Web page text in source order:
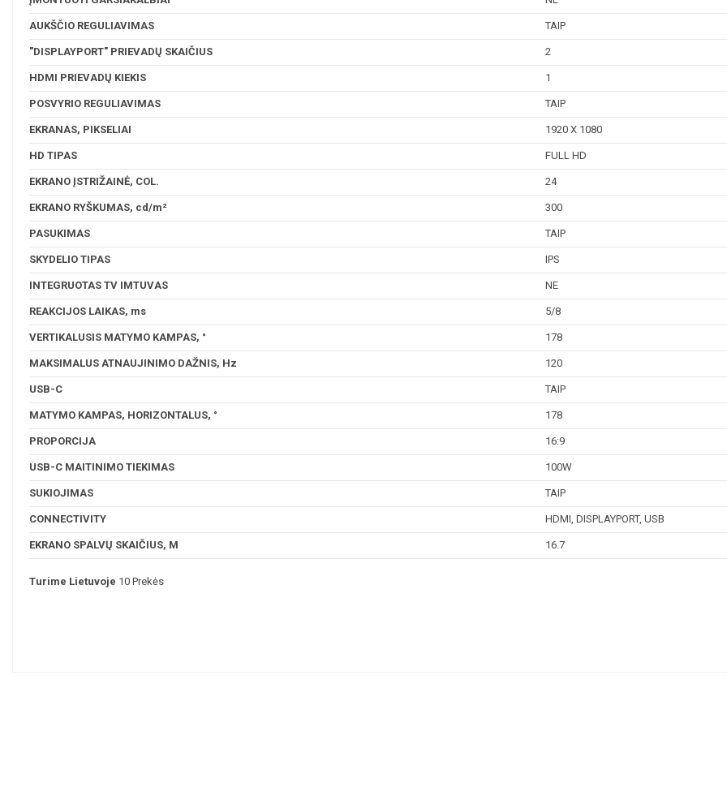
AUKŠČIO REGULIAVIMAS TAIP
"DISPLAYPORT" PRIEVADŲ SKAIČIUS 2
HDMI PRIEVADŲ KIEKIS 1
POSVYRIO REGULIAVIMAS TAIP
EKRANAS, PIKSELIAI 1920 X 1080
HD TIPAS FULL HD
EKRANO ĮSTRIŽAINĖ, COL. 24
EKRANO RYŠKUMAS, cd/m² 300
PASUKIMAS TAIP
SKYDELIO TIPAS IPS
INTEGRUOTAS TV IMTUVAS NE
REAKCIJOS LAIKAS, ms 5/8
VERTIKALUSIS MATYMO KAMPAS, ° 178
MAKSIMALUS ATNAUJINIMO DAŽNIS, Hz 120
USB-C TAIP
MATYMO KAMPAS, HORIZONTALUS, ° 178
PROPORCIJA 16:9
USB-C MAITINIMO TIEKIMAS 100W
SUKIOJIMAS TAIP
CONNECTIVITY HDMI, DISPLAYPORT, USB
EKRANO SPALVŲ SKAIČIUS, M 16.7
Turime Lietuvoje 10 Prekės